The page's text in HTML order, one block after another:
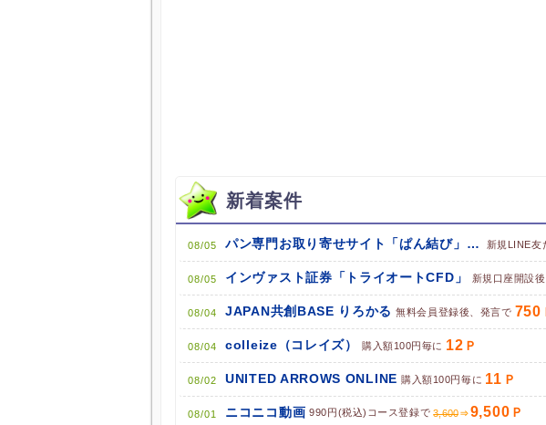
新着案件
08/05 パン専門お取り寄せサイト「ぱん結び」（LINE友だち追加） 新規LINE友
08/05 インヴァスト証券「トライオートCFD」 新規口座開設
08/04 JAPAN共創BASE りろかる 無料会員登録後、発言で 750
08/04 colleize（コレイズ） 購入額100円毎に 12
08/02 UNITED ARROWS ONLINE 購入額100円毎に 11
08/01 ニコニコ動画 990円(税込)コース登録で 3,600 9,500